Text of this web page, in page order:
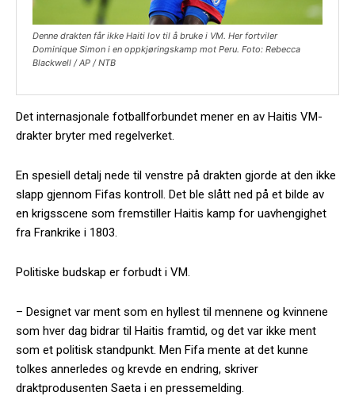
Denne drakten får ikke Haiti lov til å bruke i VM. Her fortviler
Dominique Simon i en oppkjøringskamp mot Peru. Foto: Rebecca
Blackwell / AP / NTB
Det internasjonale fotballforbundet mener en av Haitis VM-
drakter bryter med regelverket.
En spesiell detalj nede til venstre på drakten gjorde at den ikke
slapp gjennom Fifas kontroll. Det ble slått ned på et bilde av
en krigsscene som fremstiller Haitis kamp for uavhengighet
fra Frankrike i 1803.
Politiske budskap er forbudt i VM.
– Designet var ment som en hyllest til mennene og kvinnene
som hver dag bidrar til Haitis framtid, og det var ikke ment
som et politisk standpunkt. Men Fifa mente at det kunne
tolkes annerledes og krevde en endring, skriver
draktprodusenten Saeta i en pressemelding.